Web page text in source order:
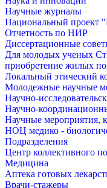
Научные журналы
Национальный проект
Отчетность по НИР
Диссертационные
Для молодых ученых
приобретение жилых
Локальный этический
Молодежные научные
Научно-
Научно-
Научные мероприятия,
НОЦ медико -
Подразделения
Центр коллективного
Медицина
Аптека готовых
Врачи-стажеры